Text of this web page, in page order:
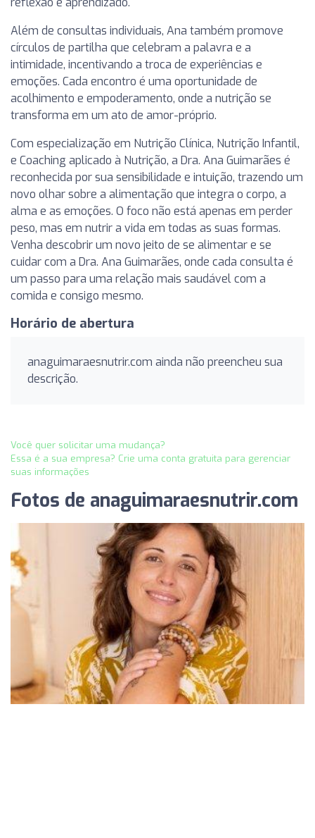
Além de consultas individuais, Ana também promove
círculos de partilha que celebram a palavra e a
intimidade, incentivando a troca de experiências e
emoções. Cada encontro é uma oportunidade de
acolhimento e empoderamento, onde a nutrição se
transforma em um ato de amor-próprio.
Com especialização em Nutrição Clínica, Nutrição Infantil,
e Coaching aplicado à Nutrição, a Dra. Ana Guimarães é
reconhecida por sua sensibilidade e intuição, trazendo um
novo olhar sobre a alimentação que integra o corpo, a
alma e as emoções. O foco não está apenas em perder
peso, mas em nutrir a vida em todas as suas formas.
Venha descobrir um novo jeito de se alimentar e se
cuidar com a Dra. Ana Guimarães, onde cada consulta é
um passo para uma relação mais saudável com a
comida e consigo mesmo.
Horário de abertura
anaguimaraesnutrir.com ainda não preencheu sua
descrição.
Você quer solicitar uma mudança?
Essa é a sua empresa? Crie uma conta gratuita para gerenciar
suas informações
Fotos de anaguimaraesnutrir.com